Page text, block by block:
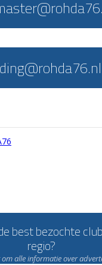
best bezochte
regio?
om alle informatie over